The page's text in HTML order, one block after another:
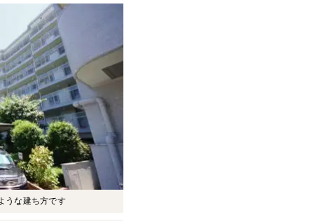
うな建ち方です